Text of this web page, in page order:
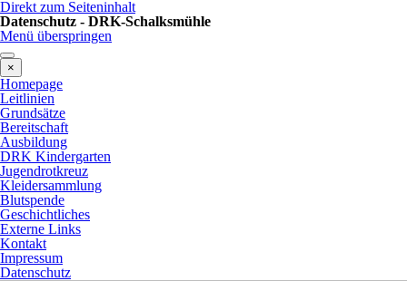
Direkt zum Seiteninhalt
Datenschutz - DRK-Schalksmühle
Menü überspringen
×
Homepage
Leitlinien
Grundsätze
Bereitschaft
Ausbildung
DRK Kindergarten
Jugendrotkreuz
Kleidersammlung
Blutspende
Geschichtliches
Externe Links
Kontakt
Impressum
Datenschutz